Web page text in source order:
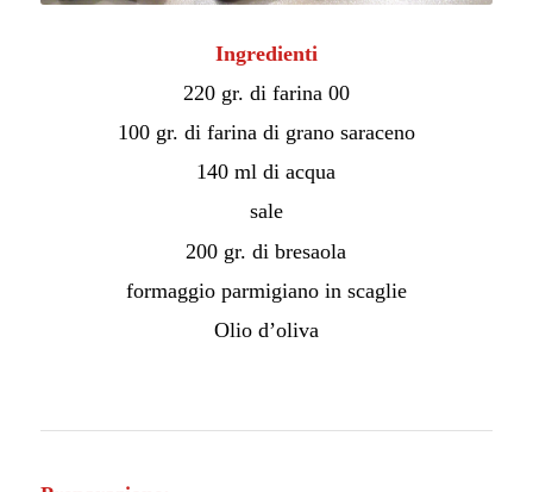
Ingredienti
220 gr. di farina 00
100 gr. di farina di grano saraceno
140 ml di acqua
sale
200 gr. di bresaola
formaggio parmigiano in scaglie
Olio d’oliva